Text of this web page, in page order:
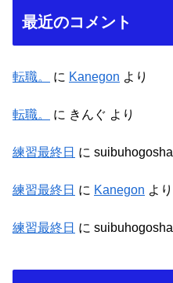
最近のコメント
転職。 に Kanegon より
転職。 に きんぐ より
練習最終日 に suibuhogosha
練習最終日 に Kanegon より
練習最終日 に suibuhogosha